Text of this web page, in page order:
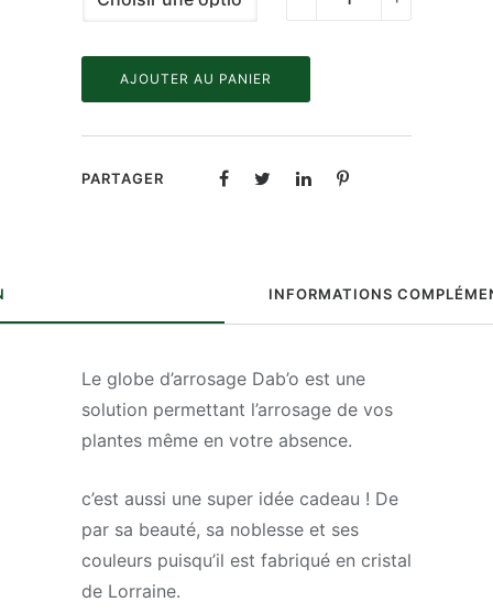
en
Cristal
AJOUTER AU PANIER
PARTAGER
INFORMATIONS
Le globe d’arrosage Dab’o est une
solution permettant l’arrosage de vos
plantes même en votre absence.
c’est aussi une super idée cadeau ! De
par sa beauté, sa noblesse et ses
couleurs puisqu’il est fabriqué en cristal
de Lorraine.